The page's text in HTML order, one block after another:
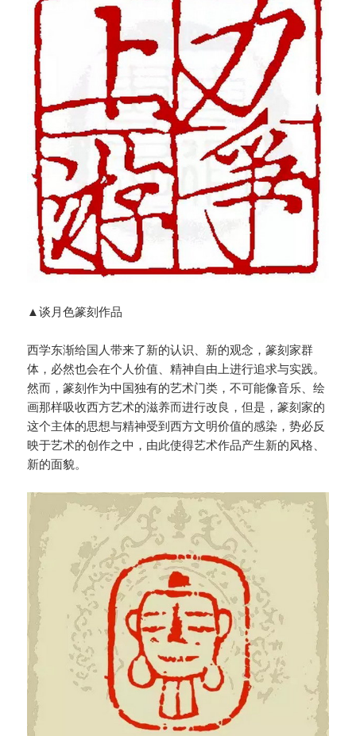
▲谈月色篆刻作品
西学东渐给国人带来了新的认识、新的观念，篆刻家群
体，必然也会在个人价值、精神自由上进行追求与实践。
然而，篆刻作为中国独有的艺术门类，不可能像音乐、绘
画那样吸收西方艺术的滋养而进行改良，但是，篆刻家的
这个主体的思想与精神受到西方文明价值的感染，势必反
映于艺术的创作之中，由此使得艺术作品产生新的风格、
新的面貌。